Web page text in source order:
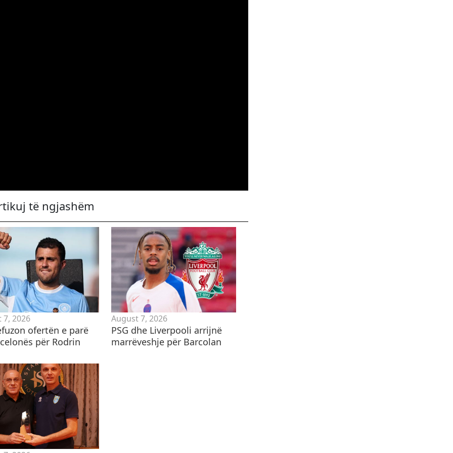
të ngjashëm
7, 2026
ofertën e parë
për Rodrin
August 7, 2026
​PSG dhe Liverpooli arrijnë
marrëveshje për Barcolan